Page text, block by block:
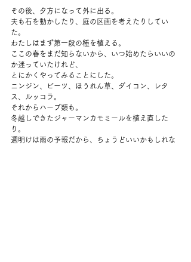
その後、夕方になって外に出る。
夫も石を動かしたり、庭の区画を考えたりしてい
た。
わたしはまず第一段の種を植える。
ここの春をまだ知らないから、いつ始めたらいいの
か迷っていたけれど、
とにかくやってみることにした。
ニンジン、ビーツ、ほうれん草、ダイコン、レタ
ス、ルッコラ。
それからハーブ類も。
冬越しできたジャーマンカモミールを植え直した
り。
週明けは雨の予報だから、ちょうどいいかもしれな